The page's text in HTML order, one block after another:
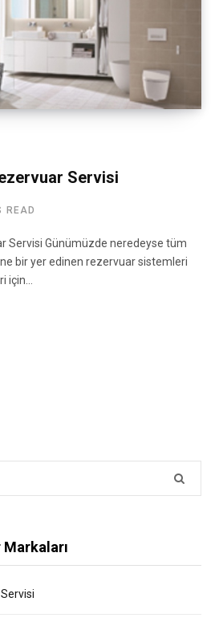
Servisi
READ
Servisi Günümüzde neredeyse tüm
bir yer edinen rezervuar sistemleri
için…